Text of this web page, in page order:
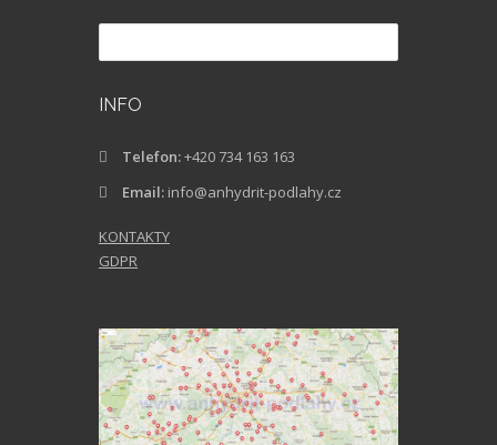
INFO
Telefon:+420 734 163 163
Email: info@anhydrit-podlahy.cz
KONTAKTY
GDPR